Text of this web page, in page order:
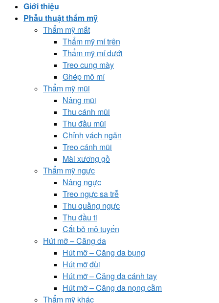
Giới thiệu
Phẫu thuật thẩm mỹ
Thẩm mỹ mắt
Thẩm mỹ mí trên
Thẩm mỹ mí dưới
Treo cung mày
Ghép mô mí
Thẩm mỹ mũi
Nâng mũi
Thu cánh mũi
Thu đầu mũi
Chỉnh vách ngăn
Treo cánh mũi
Mài xương gồ
Thẩm mỹ ngực
Nâng ngực
Treo ngực sa trễ
Thu quầng ngực
Thu đầu ti
Cắt bỏ mô tuyến
Hút mỡ – Căng da
Hút mỡ – Căng da bụng
Hút mỡ đùi
Hút mỡ – Căng da cánh tay
Hút mỡ – Căng da nọng cằm
Thẩm mỹ khác